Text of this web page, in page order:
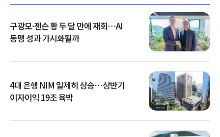
구광모·젠슨 황 두 달 만에 재회…AI
동맹 성과 가시화될까
4대 은행 NIM 일제히 상승…상반기
이자이익 19조 육박